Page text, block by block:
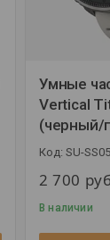
Умные
Vertical
(черный/
SU-
2 700
В наличии